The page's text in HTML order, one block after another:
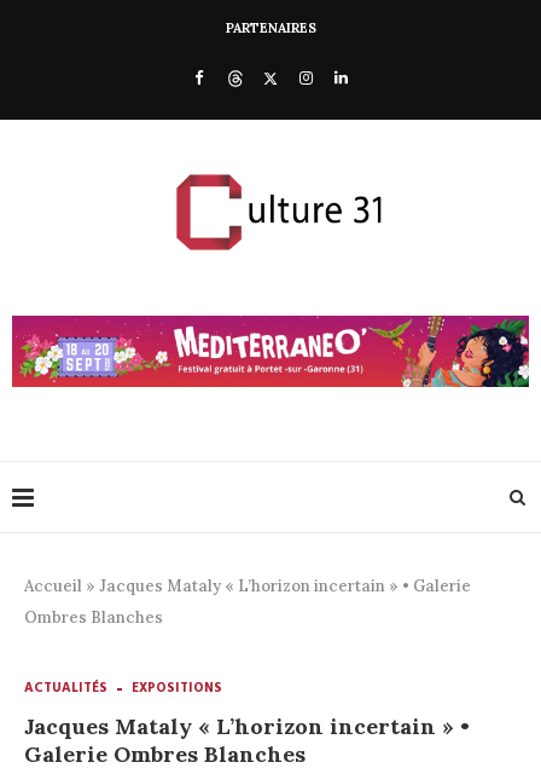
PARTENAIRES
Accueil » Jacques Mataly « L’horizon incertain » • Galerie
Ombres Blanches
ACTUALITÉS EXPOSITIONS
Jacques Mataly « L’horizon incertain » •
Galerie Ombres Blanches